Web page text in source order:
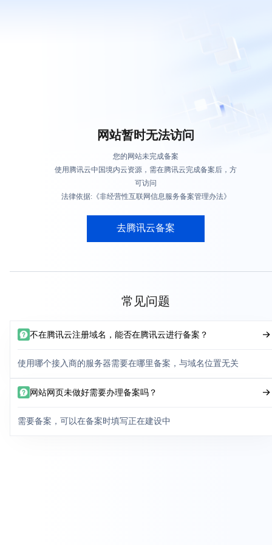
网站暂时无法访问
您的网站未完成备案
使用腾讯云中国境内云资源，需在腾讯云完成备案后，方
可访问
法律依据:《非经营性互联网信息服务备案管理办法》
去腾讯云备案
常见问题
不在腾讯云注册域名，能否在腾讯云进行备案？
使用哪个接入商的服务器需要在哪里备案，与域名位置无关
网站网页未做好需要办理备案吗？
需要备案，可以在备案时填写正在建设中